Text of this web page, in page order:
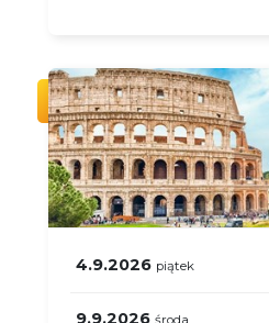
4.9.2026 piątek
9.9.2026 środa